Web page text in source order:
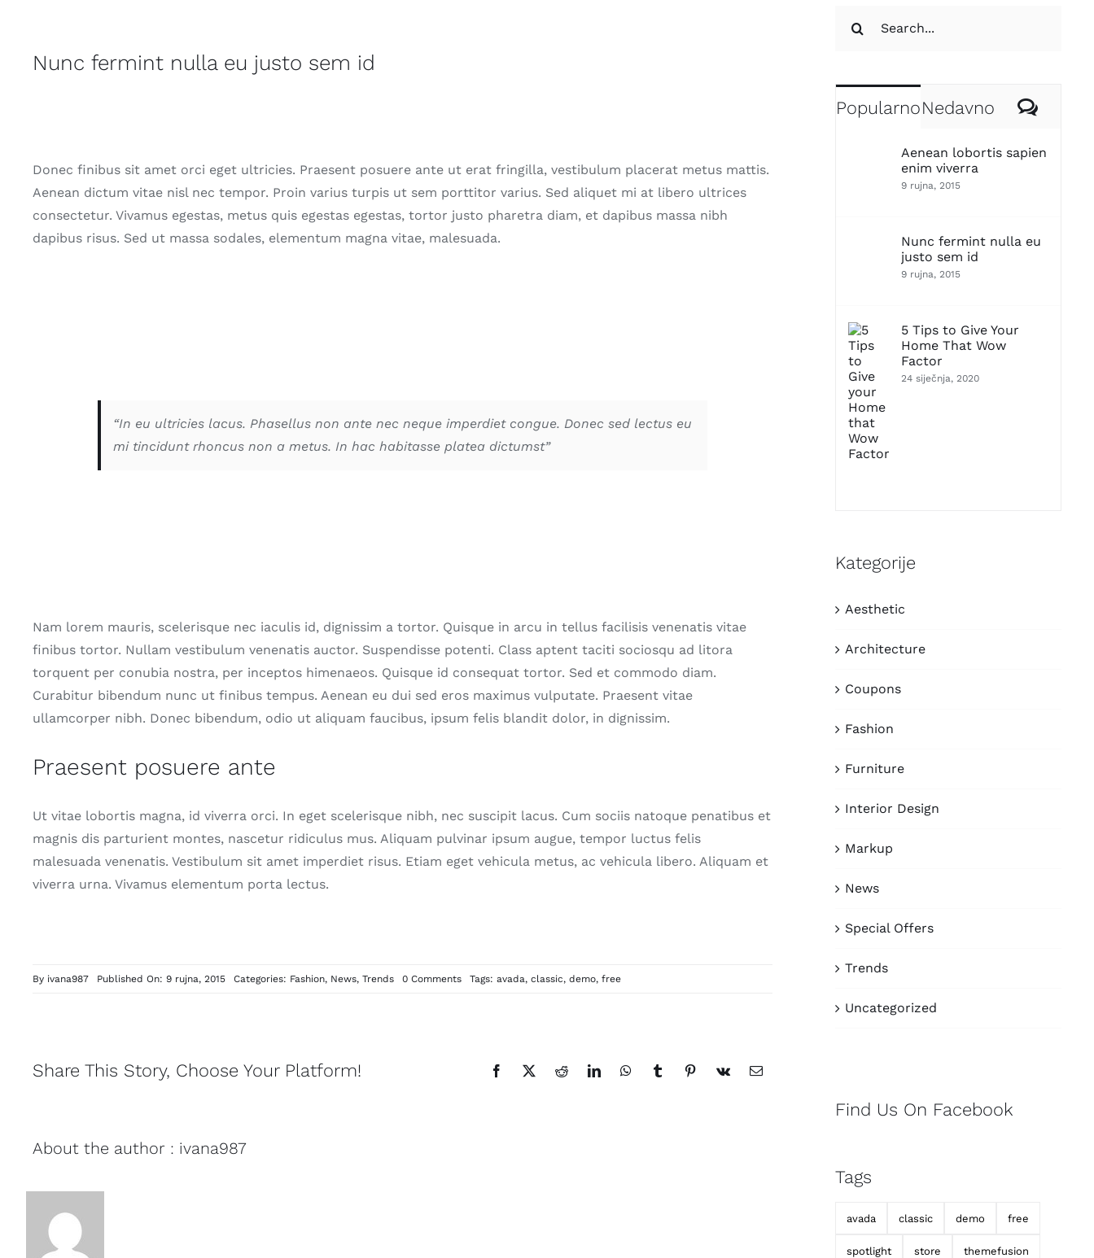
Nunc fermint nulla eu justo sem id
Donec finibus sit amet orci eget ultricies. Praesent posuere ante ut erat fringilla, vestibulum placerat metus mattis.
Aenean dictum vitae nisl nec tempor. Proin varius turpis ut sem porttitor varius. Sed aliquet mi at libero ultrices
consectetur. Vivamus egestas, metus quis egestas egestas, tortor justo pharetra diam, et dapibus massa nibh
dapibus risus. Sed ut massa sodales, elementum magna vitae, malesuada.
“In eu ultricies lacus. Phasellus non ante nec neque imperdiet congue. Donec sed lectus eu
mi tincidunt rhoncus non a metus. In hac habitasse platea dictumst”
Nam lorem mauris, scelerisque nec iaculis id, dignissim a tortor. Quisque in arcu in tellus facilisis venenatis vitae
finibus tortor. Nullam vestibulum venenatis auctor. Suspendisse potenti. Class aptent taciti sociosqu ad litora
torquent per conubia nostra, per inceptos himenaeos. Quisque id consequat tortor. Sed et commodo diam.
Curabitur bibendum nunc ut finibus tempus. Aenean eu dui sed eros maximus vulputate. Praesent vitae
ullamcorper nibh. Donec bibendum, odio ut aliquam faucibus, ipsum felis blandit dolor, in dignissim.
Praesent posuere ante
Ut vitae lobortis magna, id viverra orci. In eget scelerisque nibh, nec suscipit lacus. Cum sociis natoque penatibus et
magnis dis parturient montes, nascetur ridiculus mus. Aliquam pulvinar ipsum augue, tempor luctus felis
malesuada venenatis. Vestibulum sit amet imperdiet risus. Etiam eget vehicula metus, ac vehicula libero. Aliquam et
viverra urna. Vivamus elementum porta lectus.
By ivana987 Published On: 9 rujna, 2015 Categories: Fashion, News, Trends 0 CommentsonTags: avada, classic, demo, free
Share This Story, Choose Your Platform!
About the author : ivana987
PopularnoNedavno
Aenean lobortis sapien
enim viverra
9 rujna, 2015
Nunc fermint nulla eu
justo sem id
9 rujna, 2015
5 Tips to Give Your
Home That Wow
Factor
24 siječnja, 2020
Kategorije
Aesthetic
Architecture
Coupons
Fashion
Furniture
Interior Design
Markup
News
Special Offers
Trends
Uncategorized
Find Us On Facebook
Tags
avada classic demo free
spotlight store themefusion